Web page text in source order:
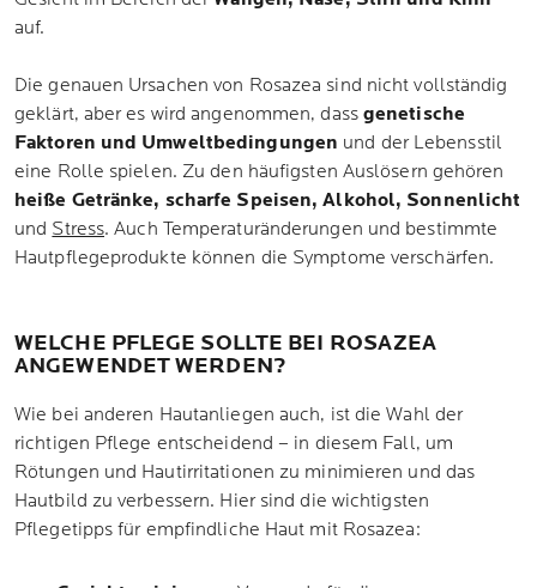
auf.
Die genauen Ursachen von Rosazea sind nicht vollständig
geklärt, aber es wird angenommen, dass genetische
Faktoren und Umweltbedingungen und der Lebensstil
eine Rolle spielen. Zu den häufigsten Auslösern gehören
heiße Getränke, scharfe Speisen, Alkohol, Sonnenlicht
und Stress. Auch Temperaturänderungen und bestimmte
Hautpflegeprodukte können die Symptome verschärfen.
WELCHE PFLEGE SOLLTE BEI ROSAZEA
ANGEWENDET WERDEN?
Wie bei anderen Hautanliegen auch, ist die Wahl der
richtigen Pflege entscheidend – in diesem Fall, um
Rötungen und Hautirritationen zu minimieren und das
Hautbild zu verbessern. Hier sind die wichtigsten
Pflegetipps für empfindliche Haut mit Rosazea: